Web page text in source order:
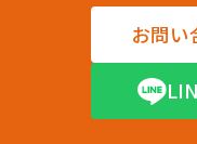
お問い